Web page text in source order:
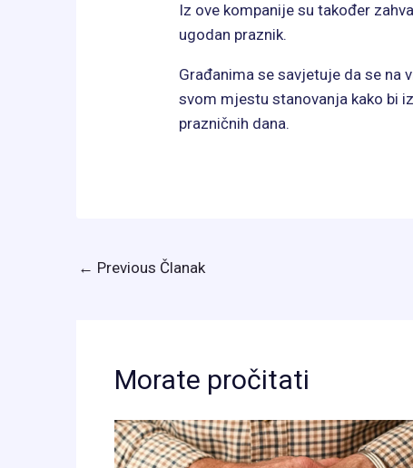
Iz ove kompanije su također
ugodan praznik.
Građanima se savjetuje da se na
svom mjestu stanovanja kako bi
prazničnih dana.
← Previous Članak
Morate pročitati